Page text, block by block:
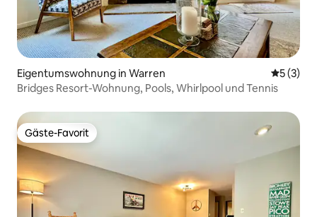
Eigentumswohnung in Warren
5 (3)
Bridges Resort-Wohnung, Pools, Whirlpool und Tennis
Gäste-Favorit
Gäste-Favorit